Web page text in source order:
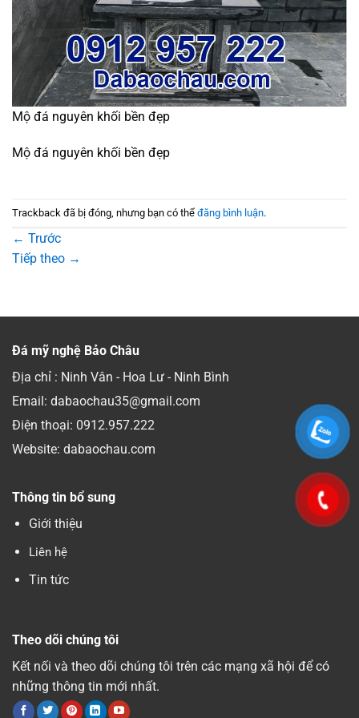
Mộ đá nguyên khối bền đẹp
Mộ đá nguyên khối bền đẹp
Trackback đã bị đóng, nhưng bạn có thể đăng bình luận.
← Trước
Tiếp theo →
Đá mỹ nghệ Bảo Châu
Địa chỉ : Ninh Vân - Hoa Lư - Ninh Bình
Email: dabaochau35@gmail.com
Điện thoại: 0912.957.222
Website: dabaochau.com
Thông tin bổ sung
Giới thiệu
Liên hệ
Tin tức
Theo dõi chúng tôi
Kết nối và theo dõi chúng tôi trên các mạng xã hội để có
những thông tin mới nhất.